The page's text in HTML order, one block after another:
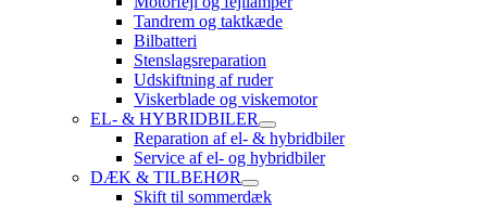
Tandrem og taktkæde
Bilbatteri
Stenslagsreparation
Udskiftning af ruder
Viskerblade og viskemotor
EL- & HYBRIDBILER
Reparation af el- & hybridbiler
Service af el- og hybridbiler
DÆK & TILBEHØR
Skift til sommerdæk